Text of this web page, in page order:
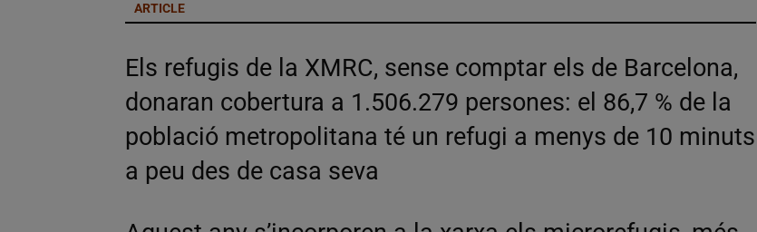
ARTICLE
Els refugis de la XMRC, sense comptar els de Barcelona,
donaran cobertura a 1.506.279 persones: el 86,7 % de la
població metropolitana té un refugi a menys de 10 minuts
a peu des de casa seva